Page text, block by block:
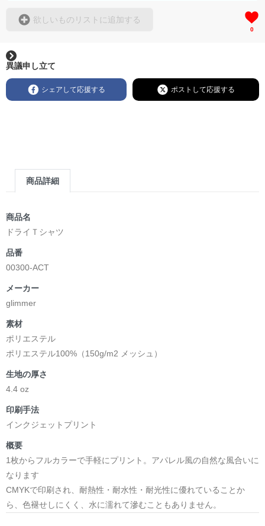
欲しいものリストに追加する
0
異議申し立て
シェアして応援する ポストして応援する
商品詳細
商品名
ドライＴシャツ
品番
00300-ACT
メーカー
glimmer
素材
ポリエステル
ポリエステル100%（150g/m2 メッシュ）
生地の厚さ
4.4 oz
印刷手法
インクジェットプリント
概要
1枚からフルカラーで手軽にプリント。アパレル風の自然な風合いに
なります
CMYKで印刷され、耐熱性・耐水性・耐光性に優れていることか
ら、色褪せしにくく、水に濡れて滲むこともありません。